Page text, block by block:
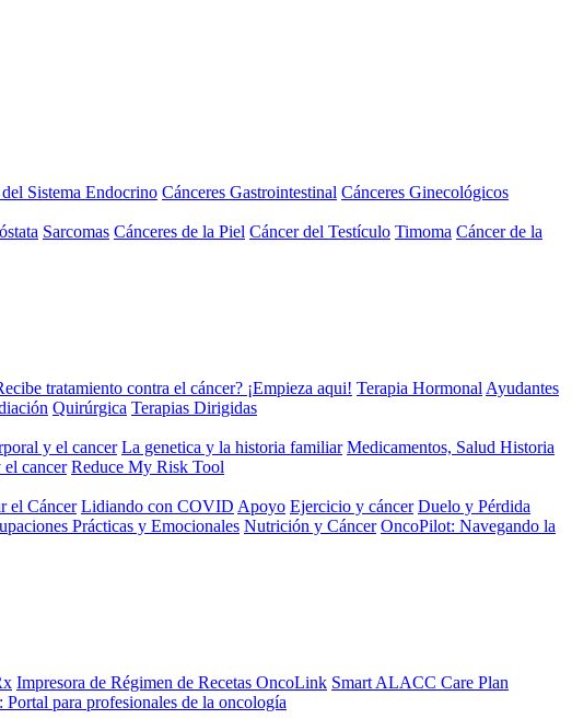
Sistema Endocrino Cánceres Gastrointestinal Cánceres Ginecológicos
Sarcomas Cánceres de la Piel Cáncer del Testículo Timoma Cáncer de la
tratamiento contra el cáncer? ¡Empieza aqui! Terapia Hormonal Ayudantes
Quirúrgica Terapias Dirigidas
y el cancer La genetica y la historia familiar Medicamentos, Salud Historia
cancer Reduce My Risk Tool
el Cáncer Lidiando con COVID Apoyo Ejercicio y cáncer Duelo y Pérdida
Prácticas y Emocionales Nutrición y Cáncer OncoPilot: Navegando la
Impresora de Régimen de Recetas OncoLink Smart ALACC Care Plan
Portal para profesionales de la oncología